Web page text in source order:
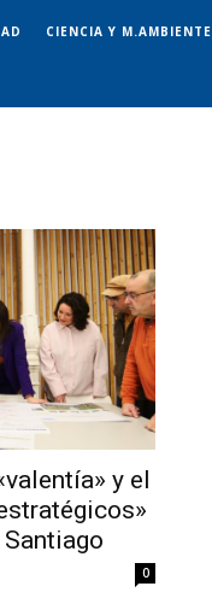
CIENCIA Y M.AMBIENTE
y el
0